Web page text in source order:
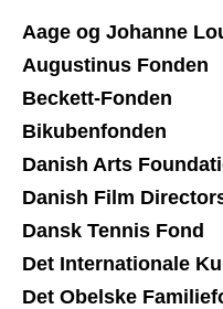
Digital
E-
Info
Aage og Johanne
Augustinus Fonden
Beckett-Fonden
Bikubenfonden
Danish Arts
Danish Film
Dansk Tennis Fond
Det Internationale
Det Obelske